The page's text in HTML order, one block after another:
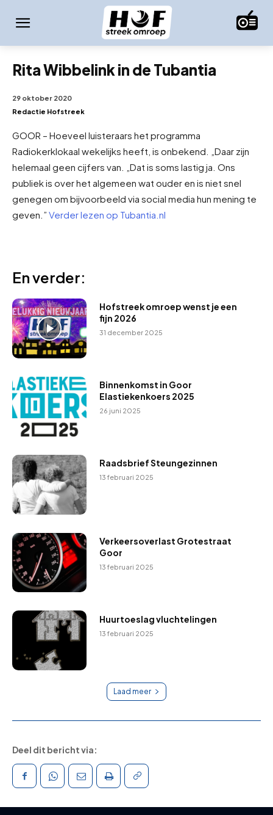
Rita Wibbelink in de Tubantia
29 oktober 2020
Redactie Hofstreek
GOOR – Hoeveel luisteraars het programma
Radiokerklokaal wekelijks heeft, is onbekend. „Daar zijn
helemaal geen cijfers van. „Dat is soms lastig ja. Ons
publiek is over het algemeen wat ouder en is niet snel
genegen om bijvoorbeeld via social media hun mening te
geven.” Verder lezen op Tubantia.nl
En verder:
Hofstreek omroep wenst je een
fijn 2026
31 december 2025
Binnenkomst in Goor
Elastiekenkoers 2025
26 juni 2025
Raadsbrief Steungezinnen
13 februari 2025
Verkeersoverlast Grotestraat
Goor
13 februari 2025
Huurtoeslag vluchtelingen
13 februari 2025
Laad meer
Deel dit bericht via: